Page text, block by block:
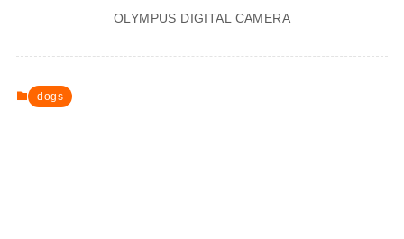
OLYMPUS DIGITAL CAMERA
dogs